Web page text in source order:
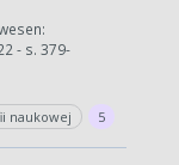
- s. 379-
naukowej 5